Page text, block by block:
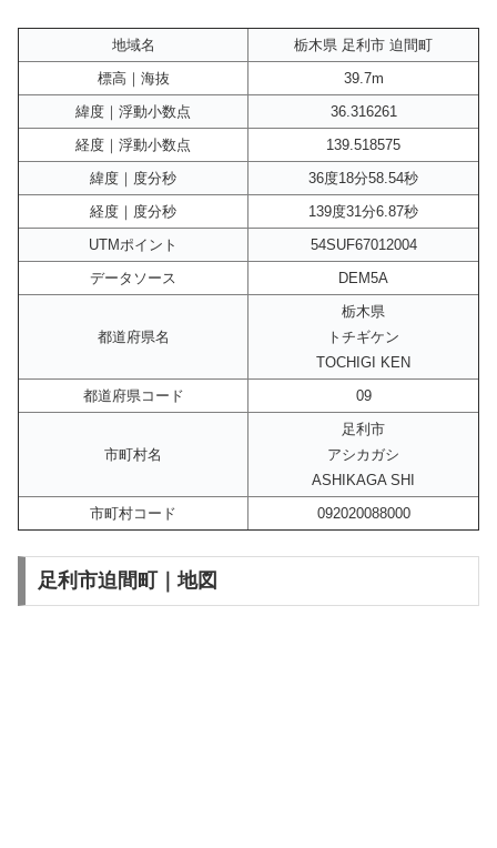
地域名
栃木県 足利市 迫間町
標高｜海抜
39.7m
緯度｜浮動小数点
36.316261
経度｜浮動小数点
139.518575
緯度｜度分秒
36度18分58.54秒
経度｜度分秒
139度31分6.87秒
UTMポイント
54SUF67012004
データソース
DEM5A
都道府県名
栃木県
トチギケン
TOCHIGI KEN
都道府県コード
09
市町村名
足利市
アシカガシ
ASHIKAGA SHI
市町村コード
092020088000
足利市迫間町｜地図